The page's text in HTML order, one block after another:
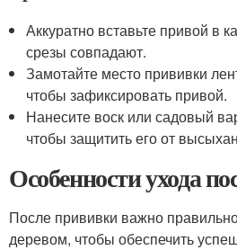
Аккуратно вставьте привой в
срезы совпадают.
Замотайте место прививки
чтобы зафиксировать привой.
Нанесите воск или садовый
чтобы защитить его от
Особенности ухода
После прививки важно
деревом, чтобы обеспечить